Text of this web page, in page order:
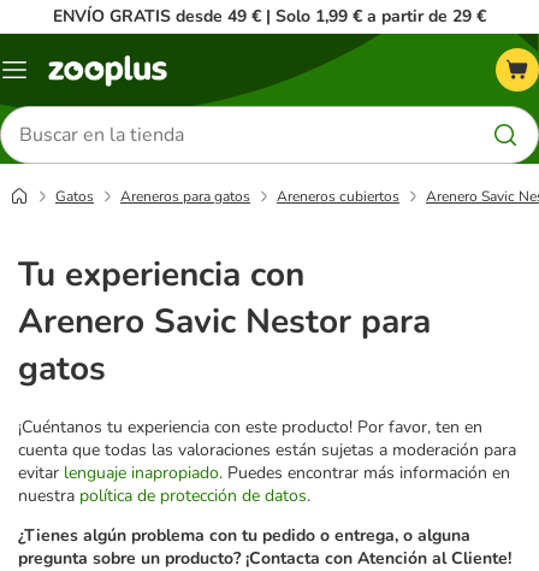
ENVÍO GRATIS desde 49 € | Solo 1,99 € a partir de 29 €
Menú
Buscar
productos
Gatos Areneros para gatos Areneros cubiertos Arenero Savic
Tu experiencia con
Arenero Savic Nestor para
gatos
¡Cuéntanos tu experiencia con este producto! Por favor, ten en
cuenta que todas las valoraciones están sujetas a moderación para
evitar lenguaje inapropiado. Puedes encontrar más información en
nuestra política de protección de datos.
¿Tienes algún problema con tu pedido o entrega, o alguna
pregunta sobre un producto? ¡Contacta con Atención al Cliente!